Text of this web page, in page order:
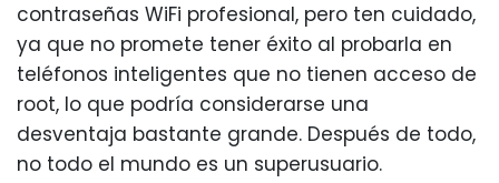
contraseñas WiFi profesional, pero ten cuidado,
ya que no promete tener éxito al probarla en
teléfonos inteligentes que no tienen acceso de
root, lo que podría considerarse una
desventaja bastante grande. Después de todo,
no todo el mundo es un superusuario.